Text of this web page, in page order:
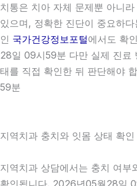
치통은 치아 자체 문제뿐 아니
있으며, 정확한 진단이 중요하
인 국가건강정보포털에서도 확
28일 09시59분 다만 실제 진료
태를 직접 확인한 뒤 판단해야
59분
지역치과 충치와 잇몸 상태 확인
지역치과 상담에서는 충치 여부